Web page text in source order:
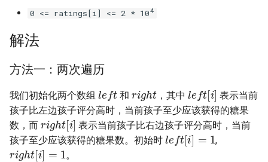
20. 表示数值的字符串
21. 调整数组顺序使奇数位于
24. 反转链表
25. 合并两个排序的链表
18. 有效的回文
19. 最多删除一个字符得到回
20. 回文子字符串的个数
21. 删除链表的倒数第 n 个结
点
3.2. 栈的最小值
3.3. 堆盘子
3.4. 化栈为队
3.5. 栈排序
3.6. 动物收容所
4.1. 节点间通路
0 <= ratings[i] <= 2 * 104
解法
方法一：两次遍历
我们初始化两个数组 和 ，其中
l ft[i
表示当前
孩子比左边孩子评分高时，当前孩子至少应该获得的糖果
数，而
right[i]
表示当前孩子比右边孩子评分高时，当前
孩子至少应该获得的糖果数。初始时
left[i]=1
,
right[i]=1
。